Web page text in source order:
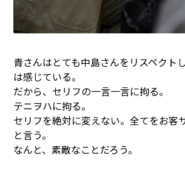
青さんはとても中島さんをリスペクト
は感じている。
だから、セリフの一言一言に拘る。
テニヲハに拘る。
セリフを絶対に変えない。全てをお客
と言う。
なんと、素敵なことだろう。